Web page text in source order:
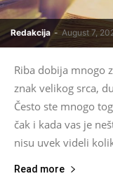
Redakcija - August 7,
Riba dobija mnogo
znak velikog srca,
Često ste mnogo
čak i kada vas je
nisu uvek videli
Read more